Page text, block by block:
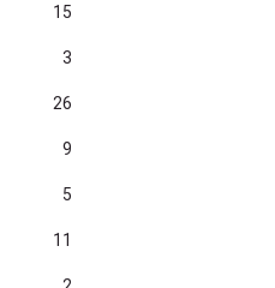
15
3
26
9
5
11